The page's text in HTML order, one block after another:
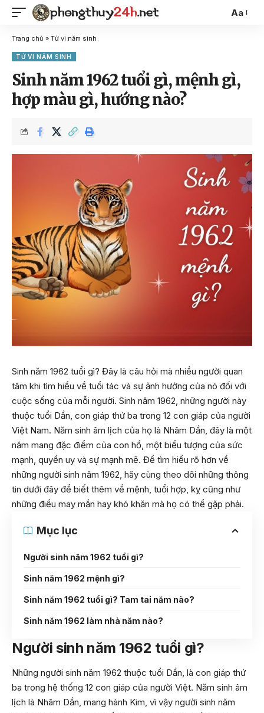
Aa
Trang chủ » Tử vi năm sinh
TỬ VI NĂM SINH
Sinh năm 1962 tuổi gì, mệnh gì,
hợp màu gì, hướng nào?
Sinh năm 1962 tuổi gì? Đây là câu hỏi mà nhiều người quan
tâm khi tìm hiểu về tuổi tác và sự ảnh hưởng của nó đối với
cuộc sống của mỗi người. Sinh năm 1962, những người này
thuộc tuổi Dần, con giáp thứ ba trong 12 con giáp của người
Việt Nam. Năm sinh âm lịch của họ là Nhâm Dần, đây là một
năm mang đặc điểm của con hổ, một biểu tượng của sức
mạnh, quyền uy và sự mạnh mẽ. Để tìm hiểu rõ hơn về
những người sinh năm 1962, hãy cùng theo dõi những thông
tin dưới đây để biết thêm về mệnh, tuổi hợp, kỵ cũng như
những điều may mắn hay khó khăn mà họ có thể gặp phải.
Mục lục
Người sinh năm 1962 tuổi gì?
Sinh năm 1962 mệnh gì?
Sinh năm 1962 tuổi gì? Tam tai năm nào?
Sinh năm 1962 làm nhà năm nào?
Người sinh năm 1962 tuổi gì?
Những người sinh năm 1962 thuộc tuổi Dần, là con giáp thứ
ba trong hệ thống 12 con giáp của người Việt. Năm sinh âm
lịch là Nhâm Dần, mang hành Kim, vì vậy người sinh năm